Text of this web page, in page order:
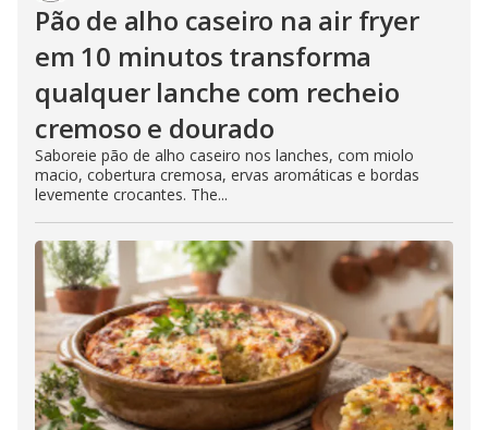
Pão de alho caseiro na air fryer
em 10 minutos transforma
qualquer lanche com recheio
cremoso e dourado
Saboreie pão de alho caseiro nos lanches, com miolo
macio, cobertura cremosa, ervas aromáticas e bordas
levemente crocantes. The...